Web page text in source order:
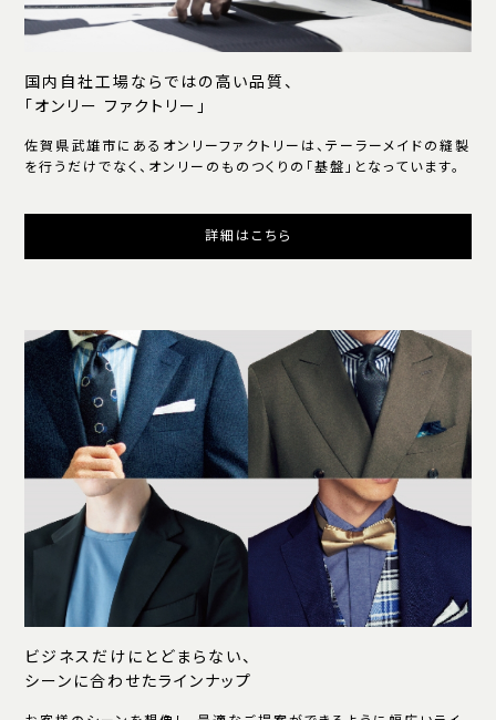
国内自社工場ならではの高い品質、
「オンリー ファクトリー」
佐賀県武雄市にあるオンリーファクトリーは、テーラーメイドの縫製
を行うだけでなく、オンリーのものつくりの「基盤」となっています。
詳細はこちら
ビジネスだけにとどまらない、
シーンに合わせたラインナップ